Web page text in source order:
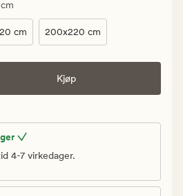
cm 200x220 cm
Kjøp
4-7 virkedager.